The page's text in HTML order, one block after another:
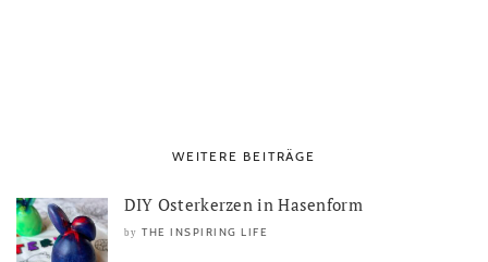
WEITERE BEITRÄGE
DIY Osterkerzen in Hasenform
by THE INSPIRING LIFE